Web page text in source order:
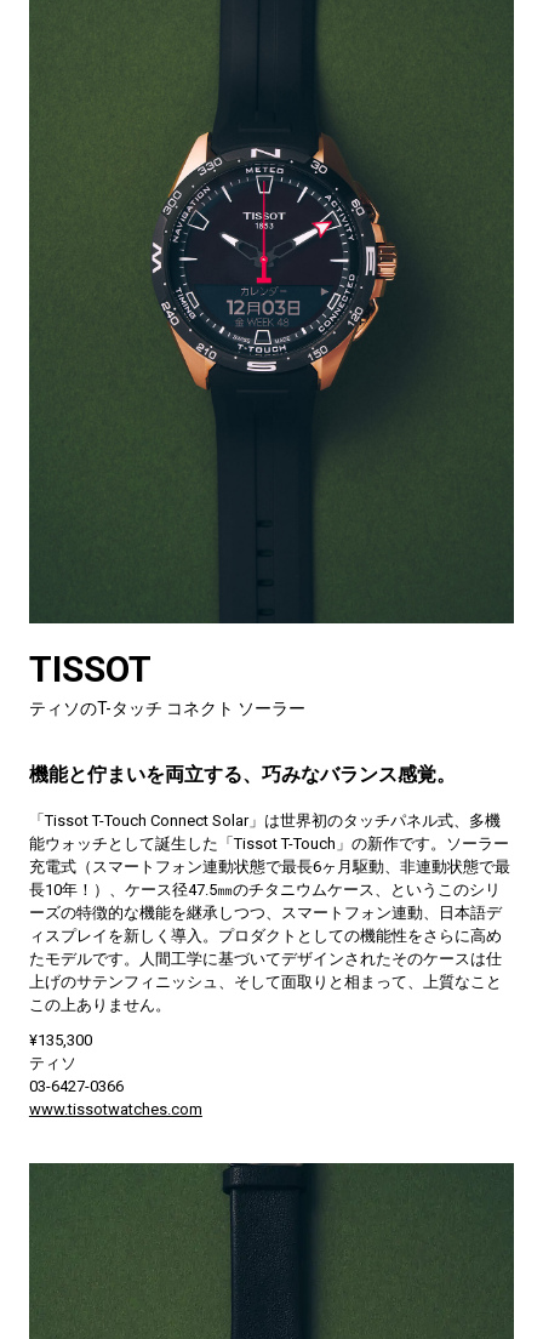
TISSOT
ティソのT-タッチ コネクト ソーラー
機能と佇まいを両立する、巧みなバランス感覚。
「Tissot T-Touch Connect Solar」は世界初のタッチパネル式、多機
能ウォッチとして誕生した「Tissot T-Touch」の新作です。ソーラー
充電式（スマートフォン連動状態で最長6ヶ月駆動、非連動状態で最
長10年！）、ケース径47.5㎜のチタニウムケース、というこのシリ
ーズの特徴的な機能を継承しつつ、スマートフォン連動、日本語デ
ィスプレイを新しく導入。プロダクトとしての機能性をさらに高め
たモデルです。人間工学に基づいてデザインされたそのケースは仕
上げのサテンフィニッシュ、そして面取りと相まって、上質なこと
この上ありません。
¥135,300
ティソ
03-6427-0366
www.tissotwatches.com